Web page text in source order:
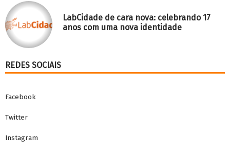
LabCidade de cara nova: celebrando 17
anos com uma nova identidade
REDES SOCIAIS
Facebook
Twitter
Instagram